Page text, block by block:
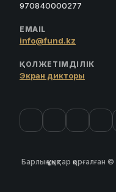
970840000277
EMAIL
info@fund.kz
ҚОЛЖЕТІМДІЛІК
Экран дикторы
Барлық құқықтар